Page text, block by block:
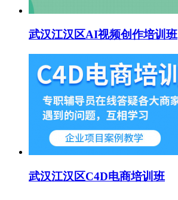
武汉江汉区AI视频创作培训班
武汉江汉区C4D电商培训班